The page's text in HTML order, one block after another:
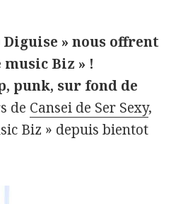
Diguise » nous offrent
Biz » !
punk, sur fond de
de Cansei de Ser Sexy,
Biz » depuis bientot